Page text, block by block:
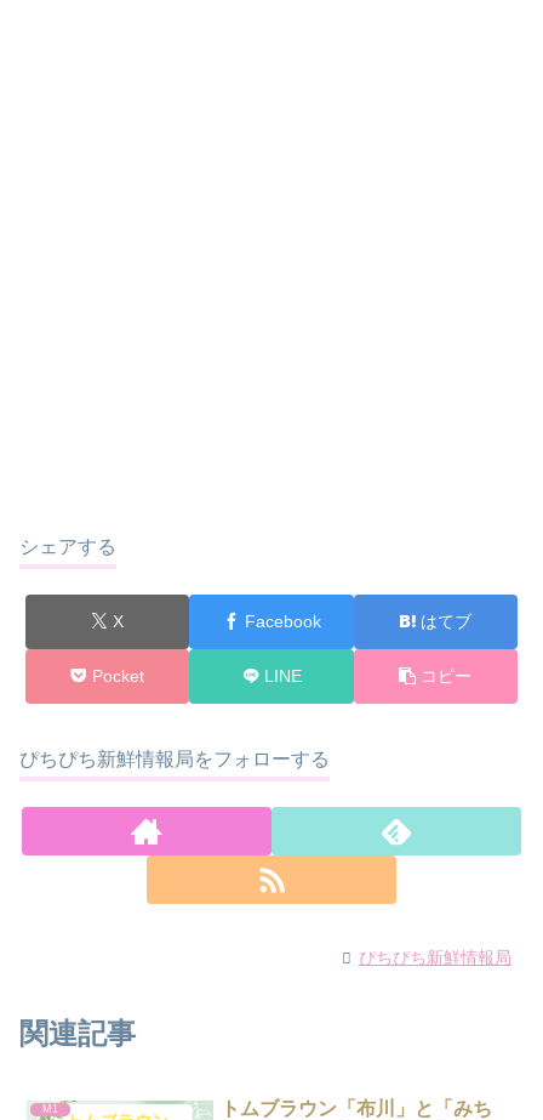
シェアする
X Facebook はてブ
Pocket LINE コピー
ぴちぴち新鮮情報局をフォローする
ぴちぴち新鮮情報局
関連記事
M1
トムブラウン「布川」と「みち